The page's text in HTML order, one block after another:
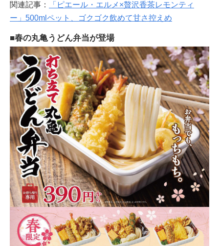
関連記事：
「ピエール・エルメ×贅沢香茶レモンティ
ー」500mlペット、ゴクゴク飲めて甘さ控えめ
■春の丸亀うどん弁当が登場